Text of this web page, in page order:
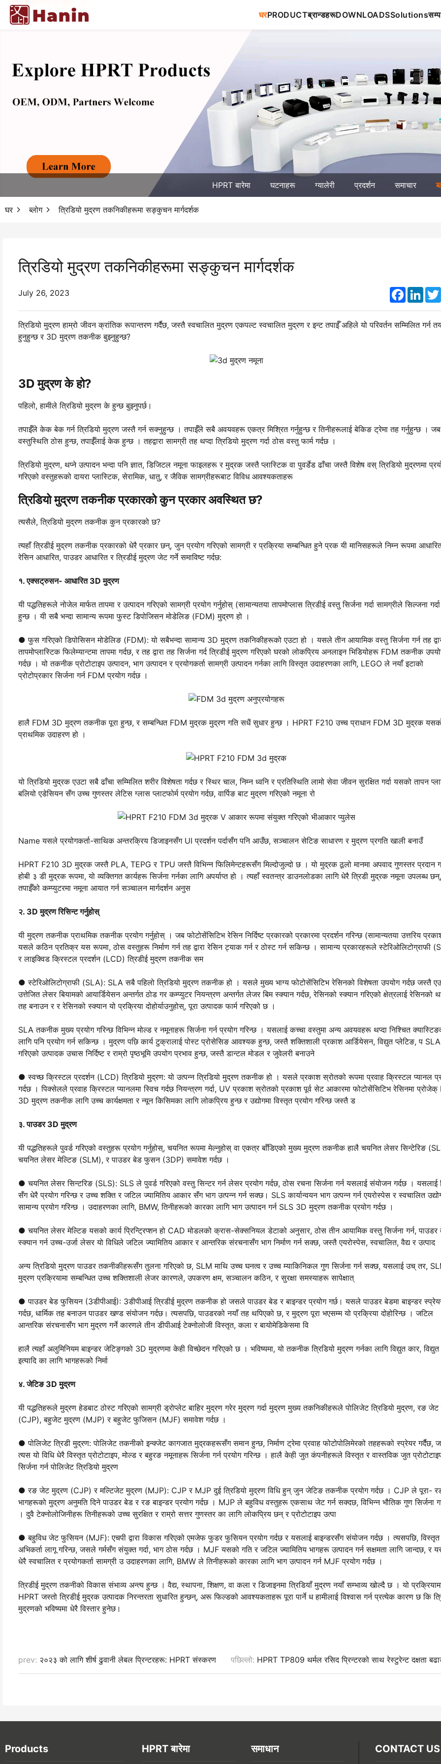
घरPRODUCTब्रान्डहरूDOWNLOADSSolutions
HPRT बारेमा घटनाहरू ग्यालेरी प्रदर्शन समाचार
घर ब्लोग त्रिडियो मुद्रण तकनिकीहरूमा सङ्कुचन मार्गदर्शक
त्रिडियो मुद्रण तकनिकीहरूमा सङ्कुचन मार्गदर्शक
July 26, 2023 Facebook
त्रिडियो मुद्रण हाम्रो जीवन क्रांतिक रूपान्तरण गर्दैछ, जस्तै स्वचालित मुद्रण एकपल्ट स्वचालित मुद्रण र इन्ट तपाईँ अहिले यो परिवर्तन सम्मिलित गर्न
हुनुहुन्छ र 3D मुद्रण तकनीक बुझ्नुहुन्छ?
3D मुद्रण के हो?
पहिलो, हामीले त्रिडियो मुद्रण के हुन्छ बुझ्नुपर्छ।
तपाईँले केक बेक गर्न त्रिडियो मुद्रण जस्तै गर्न सक्नुहुन्छ । तपाईँले सबै अवयवहरू एकत्र मिश्रित गर्नुहुन्छ र तिनीहरूलाई बेकिङ ट्रेमा तह गर्नुहुन्छ । जब
वस्तुस्थिति ठोस हुन्छ, तपाईँलाई केक हुन्छ । तहद्वारा सामग्री तह थप्दा त्रिडियो मुद्रण गर्दा ठोस वस्तु फार्म गर्दछ ।
त्रिडियो मुद्रण, थप्ने उत्पादन भन्दा पनि ज्ञात, डिजिटल नमूना फाइलहरू र मुद्रक जस्तै प्लास्टिक वा पुवर्डेड ढाँचा जस्तै विशेष वस् त्रिडियो मुद्रणमा
गरिएको वस्तुहरूको दायरा प्लास्टिक, सेरामिक, धातु, र जैविक सामग्रीहरूबाट विविध आवश्यकताहरू
त्रिडियो मुद्रण तकनीक प्रकारको कुन प्रकार अवस्थित छ?
त्यसैले, त्रिडियो मुद्रण तकनीक कुन प्रकारको छ?
त्यहाँ त्रिडीई मुद्रण तकनीक प्रकारको धेरै प्रकार छन्, जुन प्रयोग गरिएको सामग्री र प्रक्रिया सम्बन्धित हुने प्रक यी मानिसहरूले निम्न रूपमा
रेसिन आधारित, पाउडर आधारित र त्रिडीई मुद्रण जेट गर्ने समाविष्ट गर्दछ:
१. एक्सट्रुसन- आधारित 3D मुद्रण
यी पद्धतिहरूले नोजेल मार्फत तापमा र उत्पादन गरिएको सामग्री प्रयोग गर्नुहोस् (सामान्यतया तापमोप्लास त्रिडीई वस्तु सिर्जना गर्दा सामग्रीले सिल्जना
हुन्छ । यी सबै भन्दा सामान्य रूपमा फुस्ट डिपोजिसन मोडेलिङ (FDM) मुद्रण हो ।
● फुस गरिएको डिपोसिसन मोडेलिङ (FDM): यो सबैभन्दा सामान्य 3D मुद्रण तकनिकीहरूको एउटा हो । यसले तीन आयामिक वस्तु सिर्जना गर्न तह
तापमोप्लास्टिक फिलेम्यान्टमा तापमा गर्दछ, र तह द्वारा तह सिर्जना गर्द त्रिडीई मुद्रण गरिएको घरको लोकप्रिय अनलाइन भिडियोहरू FDM तकनीक
गर्दछ । यो तकनीक प्रोटोटाइप उत्पादन, भाग उत्पादन र प्रयोगकर्ता सामग्री उत्पादन गर्नका लागि विस्तृत उदाहरणका लागि, LEGO ले नयाँ इटाको
प्रोटोप्रकार सिर्जना गर्न FDM प्रयोग गर्दछ ।
हालै FDM 3D मुद्रण तकनीक पूरा हुन्छ, र सम्बन्धित FDM मुद्रक मुद्रण गति सधैं सुधार हुन्छ । HPRT F210 उच्च प्राधान FDM 3D मुद्रक
प्राथमिक उदाहरण हो ।
यो त्रिडियो मुद्रक एउटा सबै ढाँचा सम्मिलित शरीर विशेषता गर्दछ र स्थिर चाल, निम्न ध्वनि र प्रतिस्थिति लामो सेवा जीवन सुरक्षित गर्दा यसको तापन
बलियो एडेसियन सँग उच्च गुणस्तर लेटिस ग्लास प्लाटफोर्म प्रयोग गर्दछ, वार्पिङ बाट मुद्रण गरिएको नमूना रो
Name यसले प्रयोगकर्ता-साथिक अन्तरक्रिय डिजाइनसँग UI प्रदर्शन पर्दासँग पनि आउँछ, सञ्चालन सेटिङ साधारण र मुद्रण प्रगति खाली बनाउँ
HPRT F210 3D मुद्रक जस्तै PLA, TEPG र TPU जस्तै विभिन्न फिलिमेन्टहरूसँग मिल्दोजुल्दो छ । यो मुद्रक ठूलो मानमा अपवाद गुणस्तर प्रदान
होबी ३ डी मुद्रक रूपमा, यो व्यक्तिगत कार्यहरू सिर्जना गर्नका लागि अपर्याप्त हो । त्यहाँ स्वतन्त्र डाउनलोडका लागि धेरै त्रिडी मुद्रक नमूना उपलब्ध छन्,
तपाईँको कम्प्युटरमा नमूना आयात गर्न सञ्चालन मार्गदर्शन अनुस
२. 3D मुद्रण रिसिन्ट गर्नुहोस्
यी मुद्रण तकनीक प्राथमिक तकनीक प्रयोग गर्नुहोस् । जब फोटोसेंसिटिभ रेसिन निर्दिष्ट प्रकारको प्रकारमा प्रदर्शन गरिन्छ (सामान्यतया उत्तरिय
यसले कठिन प्रतिक्र यस रूपमा, ठोस वस्तुहरू निर्माण गर्न तह द्वारा रेसिन ट्याक गर्न र ठोस्ट गर्न सकिन्छ । सामान्य प्रकारहरूले स्टेरिओलिटोग्राफी
र लाइक्विड क्रिस्टल प्रदर्शन (LCD) त्रिडीई मुद्रण तकनीक सम
● स्टेरिओलिटोग्राफी (SLA): SLA सबै पहिलो त्रिडियो मुद्रण तकनीक हो । यसले मुख्य भाग्य फोटोसेंसिटिभ रेसिनको विशेषता उपयोग गर्दछ जस्तै
उत्तेजित लेसर बियामको आयार्डियेसन अन्तर्गत ठोड गर कम्प्युटर नियन्त्रण अन्तर्गत लेजर बिम स्क्यान गर्दछ, रेसिनको स्क्यान गरिएको क्षेत्रलाई रेसिनको
तह बनाउन र र रेसिनको स्क्यान यो प्रक्रिया दोहोर्याउनुहोस्, पूरा उत्पादक फार्म गरिएको छ ।
SLA तकनीक मुख्य प्रयोग गरिन्छ विभिन्न मोल्ड र नमूनाहरू सिर्जना गर्न प्रयोग गरिन्छ । यसलाई कच्चा वस्तुमा अन्य अवयवहरू थप्दा निश्चित
लागि पनि प्रयोग गर्न सकिन्छ । मुद्रण पछि कार्य टुक्रालाई पोस्ट प्रोसेसिङ आवश्यक हुन्छ, जस्तै शक्तिशाली प्रकाश आर्डियेसन, विद्युत प्लेटिङ, प
गरिएको उत्पादक उचास निर्दिष्ट र राम्रो पृष्ठभूमि उपयोग प्रभाव हुन्छ, जस्तै डान्टल मोडल र जुवेलरी बनाउने
● स्वच्छ क्रिस्टल प्रदर्शन (LCD) त्रिडियो मुद्रण: यो उत्पन्न त्रिडियो मुद्रण तकनीक हो । यसले प्रकाश स्रोतको रूपमा प्रवाह क्रिस्टल प्यानल
गर्दछ । पिक्सेलले प्रवाह क्रिस्टल प्यानलमा स्विच गर्दछ नियन्त्रण गर्दा, UV प्रकाश स्रोतको प्रकाश पूर्व सेट आकारमा फोटोसेंसिटिभ रेसिनमा
3D मुद्रण तकनीक लागि उच्च कार्यक्षमता र न्यून किसिमका लागि लोकप्रिय हुन्छ र उद्योगमा विस्तृत प्रयोग गरिन्छ जस्तै ड
३. पाउडर 3D मुद्रण
यी पद्धतिहरूले पुवर्ड गरिएको वस्तुहरू प्रयोग गर्नुहोस्, चयनित रूपमा मेल्नुहोस् वा एकत्र बाँडिएको मुख्य मुद्रण तकनीक हालै चयनित लेसर सिन्टेरिङ
चयनित लेसर मेल्टिङ (SLM), र पाउडर बेड फुसन (3DP) समावेश गर्दछ ।
● चयनित लेसर सिन्टरिङ (SLS): SLS ले पुवर्ड गरिएको वस्तु सिन्टर गर्न लेसर प्रयोग गर्दछ, ठोस रचना सिर्जना गर्न यसलाई संयोजन गर्दछ । यसलाई
सँग धेरै प्रयोग गरिन्छ र उच्च शक्ति र जटिल ज्यामितिय आकार सँग भाग उत्पन्न गर्न सक्छ। SLS कार्यान्वयन भाग उत्पन्न गर्न एयरोस्पेस र स्वचालित
सामान्य प्रयोग गरिन्छ । उदाहरणका लागि, BMW, तिनीहरूको कारका लागि भाग उत्पादन गर्न SLS 3D मुद्रण तकनीक प्रयोग गर्दछ ।
● चयनित लेसर मेल्टिङ यसको कार्य प्रिन्ट्रिप्शन हो CAD मोडलको क्रास-सेक्सनियल डेटाको अनुसार, ठोस तीन आयामिक वस्तु सिर्जना गर्न, पाउडर
स्क्यान गर्न उच्च-उर्जा लेसर यो विधिले जटिल ज्यामितिय आकार र आन्तरिक संरचनासँग भाग निर्माण गर्न सक्छ, जस्तै एयरोस्पेस, स्वचालित, वैद्य र उत्पाद
अन्य त्रिडियो मुद्रण पाउडर तकनीकीहरूसँग तुलना गरिएको छ, SLM माथि उच्च घनत्व र उच्च म्याकिनिकल गुण सिर्जना गर्न सक्छ, यसलाई उच् तर,
मुद्रण प्रक्रियामा सम्बन्धित उच्च शक्तिशाली लेजर कारणले, उपकरण क्षम, सञ्चालन कठिन, र सुरक्षा समस्याहरू सापेक्षात्
● पाउडर बेड फुसियन (3डीपीआई): 3डीपीआई त्रिडीई मुद्रण तकनीक हो जसले पाउडर बेड र बाइन्डर प्रयोग गर्छ। यसले पाउडर बेडमा बाइन्डर
गर्दछ, धार्मिक तह बनाउन पाउडर खण्ड संयोजन गर्दछ। त्यसपछि, पाउडरको नयाँ तह थपिएको छ, र मुद्रण पूरा भएसम्म यो प्रक्रिया दोहोरिन्छ । जटिल
आन्तरिक संरचनासँग भाग मुद्रण गर्ने कारणले तीन डीपीआई टेक्नोलोजी विस्तृत, कला र बायोमेडिकेसमा वि
हालै त्यहाँ अलुमिनियम बाइन्डर जेटिङ्गको 3D मुद्रणमा केही विच्छेदन गरिएको छ । भविष्यमा, यो तकनीक त्रिडियो मुद्रण गर्नका लागि विद्युत कार,
इत्यादि का लागि भागहरूको निर्मा
४. जेटिङ 3D मुद्रण
यी पद्धतिहरूले मुद्रण हेडबाट ठोस्ट गरिएको सामग्री ड्रोप्लेट बाहिर मुद्रण गरेर मुद्रण गर्दा मुद्रण मुख्य तकनिकीहरूले पोलिजेट त्रिडियो मुद्रण, रङ
(CJP), बहुजेट मुद्रण (MJP) र बहुजेट फुजिसन (MJF) समावेश गर्दछ ।
● पोलिजेट त्रिडी मुद्रण: पोलिजेट तकनीको इन्क्जेट कागजात मुद्रकहरूसँग समान हुन्छ, निर्माण ट्रेमा प्रवाह फोटोपोलिमेरको तहहरूको स्प्रेयर गर्दैछ,
त्यस यो विधि धेरै विस्तृत प्रोटोटाइप, मोल्ड र बहुरङ नमूनाहरू सिर्जना गर्न प्रयोग गरिन्छ । हालै केही जुत कंपनीहरूले विस्तृत र वास्तविक जुत
सिर्जना गर्न पोलिजेट त्रिडियो मुद्रण
● रङ जेट मुद्रण (CJP) र मल्टिजेट मुद्रण (MJP): CJP र MJP दुई त्रिडियो मुद्रण विधि हुन् जुन जेटिङ तकनीक प्रयोग गर्दछ । CJP ले पूरा-
भागहरूको मुद्रण अनुमति दिने पाउडर बेड र रङ बाइन्डर प्रयोग गर्दछ । MJP ले बहुविध वस्तुहरू एकसाथ जेट गर्न सक्दछ, विभिन्न भौतिक गुण सिर्जना
। दुवै टेक्नोलोजिनीहरू तिनीहरूको उच्च सुरक्षित र राम्रो सत्तर गुणस्तर का लागि लोकप्रिय छन् र प्रोटोटाइप उत्पा
● बहुविध जेट फुसियन (MJF): एचपी द्वारा विकास गरिएको एमजेफ फुडर फुसियन प्रयोग गर्दछ र यसलाई बाइन्डरसँग संयोजन गर्दछ । त्यसपछि, विस्तृत
अभिकर्ता लागू गरिन्छ, जसले गर्मसँग संयुक्त गर्दा, भाग ठोस गर्दछ । MJF यसको गति र जटिल ज्यामितिय भागहरू उत्पादन गर्न सक्षमता लागि जान्दछ, र
धेरै स्वचालित र प्रयोगकर्ता सामग्री उ उदाहरणका लागि, BMW ले तिनीहरूको कारका लागि भाग उत्पादन गर्न MJF प्रयोग गर्दछ ।
त्रिडीई मुद्रण तकनीको विकास संभाव्य अन्त्य हुन्छ । वैद्य, स्थापना, शिक्षण, वा कला र डिजाइनमा त्रिडियाँ मुद्रण नयाँ सम्भाव्य खोल्दै छ । यो
HPRT जस्तो त्रिडीई मुद्रक उत्पादक निरन्तरता सुधारित हुन्छन्, अरू फिल्डको आवश्यकताहरू पूरा पार्ने ध हामीलाई विश्वास गर्न प्रत्येक कारण छ कि
मुद्रणको भविष्यमा धेरै विस्तार हुनेछ।
prev: २०२३ को लागि शीर्ष ढुवानी लेबल प्रिन्टरहरू: HPRT संस्करण पछिल्लो: HPRT TP809 थर्मल रसिद प्रिन्टरको साथ रेस्टुरेन्ट दक्षता
Products HPRT बारेमा समाधान CONTACT US